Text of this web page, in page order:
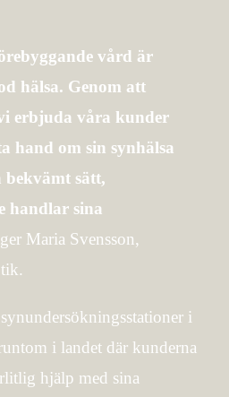
vård är
hälsa. Genom att
erbjuda våra kunder
hand om sin synhälsa
bekvämt sätt,
handlar sina
Maria Svensson,
i
i landet där kunderna
hjälp med sina